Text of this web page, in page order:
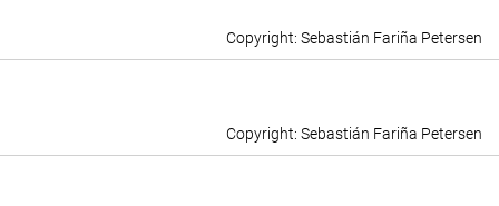
Sebastián Fariña Petersen
Sebastián Fariña Petersen